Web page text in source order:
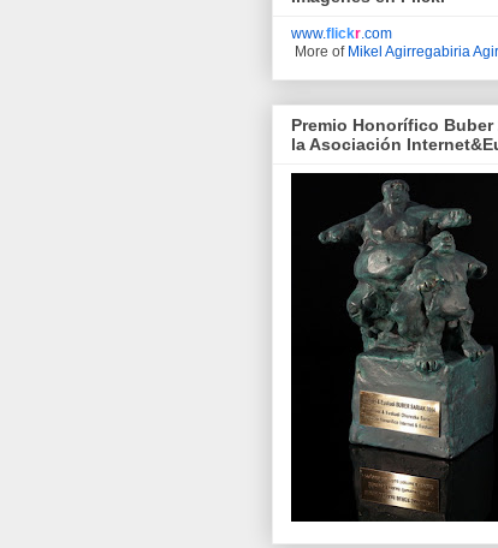
www.flickr .com
More of Mikel Agirregabiria
Premio Honorífico Buber
la Asociación